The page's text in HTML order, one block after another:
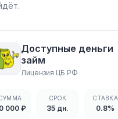
Доступные деньги
займ
Лицензия ЦБ РФ
000 ₽
СРОК
35 дн.
СТАВКА
0.8%